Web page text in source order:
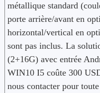
métallique standard
porte arrière/avant en
horizontal/vertical en
sont pas inclus. La
(2+16G) avec entrée
WIN10 I5 coûte 300
nous contacter pour